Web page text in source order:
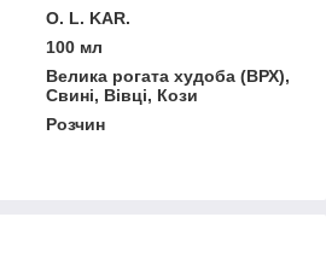
O. L. KAR.
100 мл
Велика рогата худоба (ВРХ),
Свині, Вівці, Кози
Розчин